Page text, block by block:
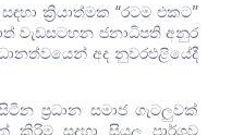
ක්‍රියාත්මක “රටම එකට”
වැඩසටහන ජනාධිපති අනුර
අද නුවරඑළියේදී
ප්‍රධාන සමාජ ගැටලුවක්
කිරිම සදහා සියලු පාර්ශව